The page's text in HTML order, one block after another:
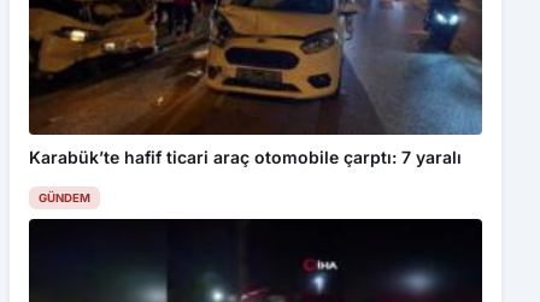
Karabük’te hafif ticari araç otomobile çarptı: 7 yaralı
GÜNDEM